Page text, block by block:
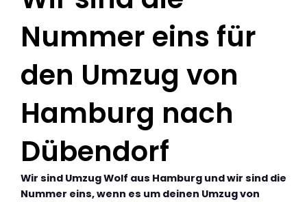
Nummer eins für
den Umzug von
Hamburg nach
Dübendorf
Wir sind Umzug Wolf aus Hamburg und wir sind die
Nummer eins, wenn es um deinen Umzug von